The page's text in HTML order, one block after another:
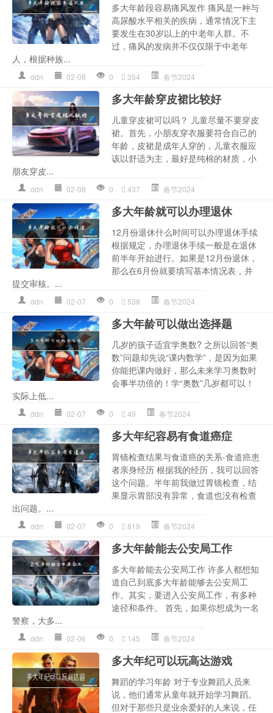
多大年龄段容易痛风发作 痛风是一种与
高尿酸水平相关的疾病，通常情况下主
要发生在30岁以上的中老年人群。不
过，痛风的发病并不仅仅限于中老年
人，根据种族...
ddn 02-08 0 354 春节2024
多大年龄穿皮裙比较好
儿童穿皮裙可以吗？ 儿童尽量不要穿皮
裙。首先，小朋友穿衣服要符合自己的
年龄，皮裙是成年人穿的，儿童衣服应
该以舒适为主，最好是纯棉的材质，小
朋友穿皮...
ddn 02-08 0 437 春节2024
多大年龄就可以办理退休
12月份退休什么时间可以办理退休手续
根据规定，办理退休手续一般是在退休
前半年开始进行。如果是12月份退休，
那么在6月份就要填写基本情况表，并
提交审核。...
ddn 02-07 0 538 春节2024
多大年龄可以做出选择题
几岁的孩子适宜学奥数? 之所以回答“奥
数”问题却先说“课内数学”，是因为如果
你能把课内做好，那么未来学习奥数时
会事半功倍的！学“奥数”几岁都可以！
实际上低...
ddn 02-07 0 49 春节2024
多大年纪容易有食道癌症
胃镜检查结果与食道癌的关系-食道癌患
者亲身经历 根据我的经历，我可以回答
这个问题。半年前我做过胃镜检查，结
果显示胃部没有异常，食道也没有检查
出问题。...
ddn 02-07 0 819 春节2024
多大年龄能去公安局工作
多大年龄能去公安局工作 许多人都想知
道自己到底多大年龄能够去公安局工
作。其实，要进入公安局工作，有多种
途径和条件。 首先，如果你想成为一名
警察，大多...
ddn 02-06 0 145 春节2024
多大年纪可以玩高达游戏
舞蹈的学习年龄 对于专业舞蹈人员来
说，他们通常从童年就开始学习舞蹈。
但对于那些只是业余爱好的人来说，任